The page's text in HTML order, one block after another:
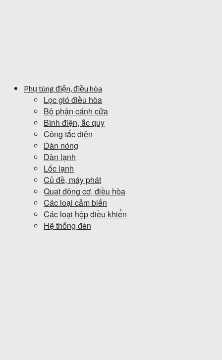
Phụ tùng điện, điều hòa
Lọc gió điều hòa
Bộ phận cánh cửa
Bình điện, ắc quy
Công tắc điện
Dàn nóng
Dàn lạnh
Lốc lạnh
Củ đề, máy phát
Quạt động cơ, điều hòa
Các loại cảm biến
Các loại hộp điều khiển
Hệ thống đèn